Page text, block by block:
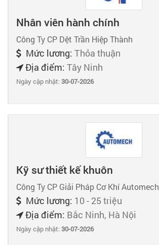
Nhân viên hành chính
Công Ty CP Dệt Trần Hiệp Thành
Mức lương: Thỏa thuận
Địa điểm: Tây Ninh
Ngày cập nhật:30-07-2026
Kỹ sư thiết kế khuôn
Công Ty CP Giải Pháp Cơ Khí Automech
Mức lương: 10 - 25 triệu
Địa điểm: Bắc Ninh, Hà Nội
Ngày cập nhật:30-07-2026